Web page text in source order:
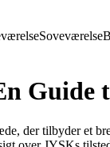
Soveværelse
der tilbyder et